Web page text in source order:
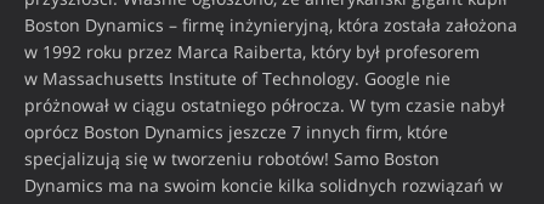
Boston Dynamics – firmę inżynieryjną, która została założona
w 1992 roku przez Marca Raiberta, który był profesorem
w Massachusetts Institute of Technology. Google nie
próżnował w ciągu ostatniego półrocza. W tym czasie nabył
oprócz Boston Dynamics jeszcze 7 innych firm, które
specjalizują się w tworzeniu robotów! Samo Boston
Dynamics ma na swoim koncie kilka solidnych rozwiązań w